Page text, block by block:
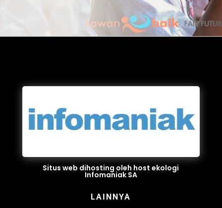
Situs web dihosting oleh host ekologi
Infomaniak SA
LAINNYA